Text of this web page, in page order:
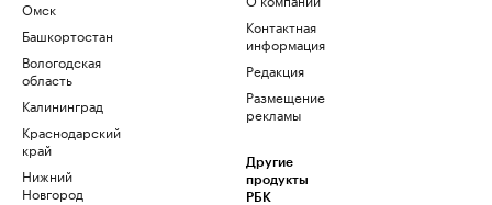
Омск
Башкортостан
Вологодская
область
Калининград
Краснодарский
край
Нижний
Новгород
Контактная
информация
Редакция
Размещение
рекламы
Другие
продукты
РБК